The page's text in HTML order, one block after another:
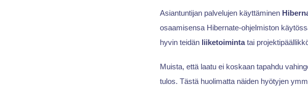
Asiantuntijan palvelujen käyttäminen
osaamisensa Hibernate-ohjelmiston
hyvin teidän liiketoimintatai
Muista, että laatu ei koskaan tapahdu
tulos. Tästä huolimatta näiden hyötyjen